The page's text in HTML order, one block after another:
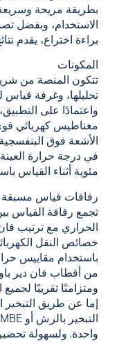
بطريقة مريحة
الاستخدام، وبفضل
براءة اختراع، يقدم
المكونات
تتكون المنصة من
تحليلها، وغرفة قياس
واعتمادًا على
مغناطيس كهربائي
الأشعة فوق
مئوية أثناء القياس
رقاقات قياس مسبقة
خصائص النقل
باستخدام مقاييس
من أقطاب فان دير باو.
ومتزامنًا تقريبًا
إما عن طريق التبخير
واحدة. ولسهولة